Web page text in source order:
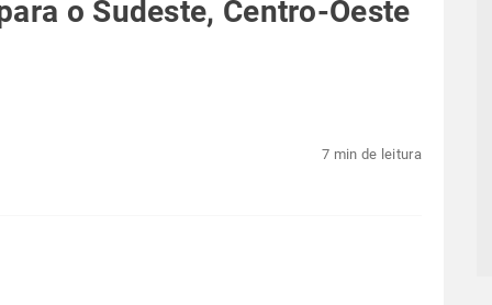
o Sudeste, Centro-Oeste
7 min de leitura